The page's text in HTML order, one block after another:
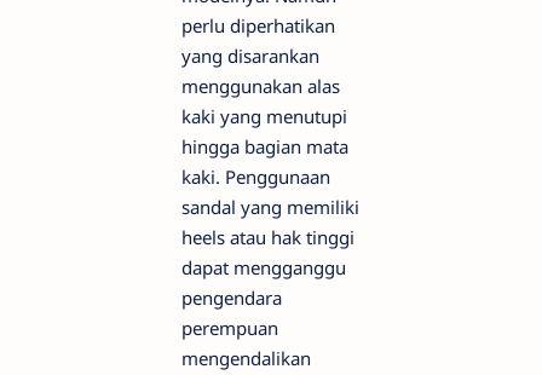
perlu diperhatikan
yang disarankan
menggunakan alas
kaki yang menutupi
hingga bagian mata
kaki. Penggunaan
sandal yang memiliki
heels atau hak tinggi
dapat mengganggu
pengendara
perempuan
mengendalikan